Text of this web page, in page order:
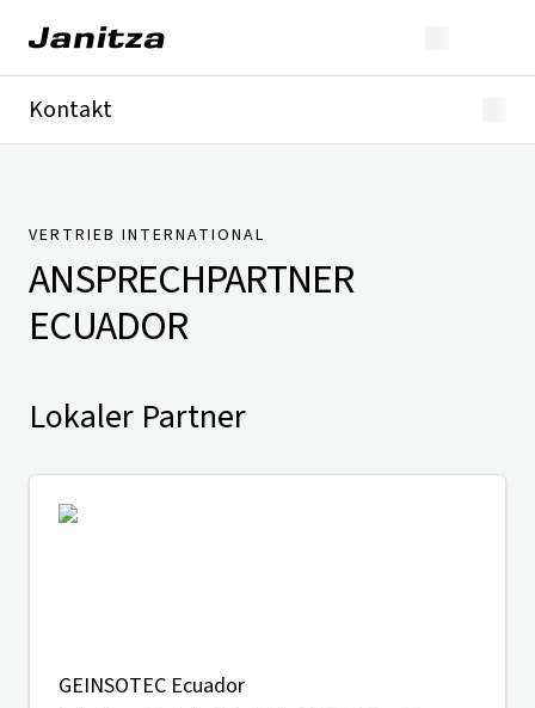
Kontakt
Presse
VERTRIEB INTERNATIONAL
ANSPRECHPARTNER
ECUADOR
Lokaler Partner
GEINSOTEC Ecuador